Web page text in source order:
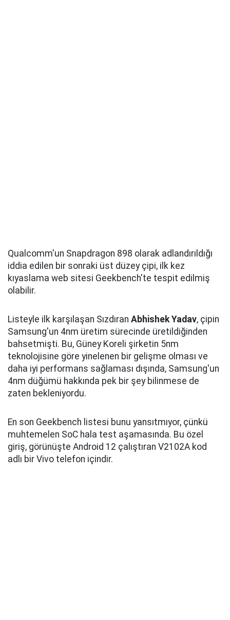
Qualcomm'un Snapdragon 898 olarak adlandırıldığı
iddia edilen bir sonraki üst düzey çipi, ilk kez
kıyaslama web sitesi Geekbench'te tespit edilmiş
olabilir.
Listeyle ilk karşılaşan Sızdıran Abhishek Yadav, çipin
Samsung'un 4nm üretim sürecinde üretildiğinden
bahsetmişti. Bu, Güney Koreli şirketin 5nm
teknolojisine göre yinelenen bir gelişme olması ve
daha iyi performans sağlaması dışında, Samsung'un
4nm düğümü hakkında pek bir şey bilinmese de
zaten bekleniyordu.
En son Geekbench listesi bunu yansıtmıyor, çünkü
muhtemelen SoC hala test aşamasında. Bu özel
giriş, görünüşte Android 12 çalıştıran V2102A kod
adlı bir Vivo telefon içindir.